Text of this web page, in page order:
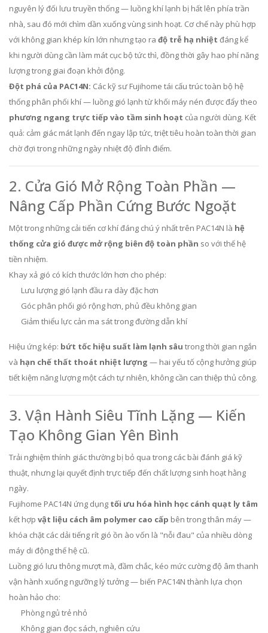
nguyên lý đối lưu truyền thống — luồng khí lạnh bị hất lên phía trần
nhà, sau đó mới chìm dần xuống vùng sinh hoạt. Cơ chế này phù hợp
với không gian khép kín lớn nhưng tạo ra độ trễ hạ nhiệt đáng kể
khi người dùng cần làm mát cục bộ tức thì, đồng thời gây hao phí năng
lượng trong giai đoạn khởi động.
Đột phá của PAC14N: Các kỹ sư Fujihome tái cấu trúc toàn bộ hệ
thống phân phối khí — luồng gió lạnh từ khối máy nén được đẩy theo
phương ngang trực tiếp vào tầm sinh hoạt của người dùng. Kết
quả: cảm giác mát lạnh đến ngay lập tức, triệt tiêu hoàn toàn thời gian
chờ đợi trong những ngày nhiệt độ đỉnh điểm.
2. Cửa Gió Mở Rộng Toàn Phần —
Nâng Cấp Phần Cứng Bước Ngoặt
Một trong những cải tiến cơ khí đáng chú ý nhất trên PAC14N là hệ
thống cửa gió được mở rộng biên độ toàn phần so với thế hệ
tiền nhiệm.
Khay xả gió có kích thước lớn hơn cho phép:
Lưu lượng gió lạnh đầu ra dày đặc hơn
Góc phân phối gió rộng hơn, phủ đều không gian
Giảm thiểu lực cản ma sát trong đường dẫn khí
Hiệu ứng kép: bứt tốc hiệu suất làm lạnh sâu trong thời gian ngắn
và hạn chế thất thoát nhiệt lượng — hai yếu tố cộng hưởng giúp
tiết kiệm năng lượng một cách tự nhiên, không cần can thiệp thủ công.
3. Vận Hành Siêu Tĩnh Lặng — Kiến
Tạo Không Gian Yên Bình
Trải nghiệm thính giác thường bị bỏ qua trong các bài đánh giá kỹ
thuật, nhưng lại quyết định trực tiếp đến chất lượng sinh hoạt hằng
ngày.
Fujihome PAC14N ứng dụng tối ưu hóa hình học cánh quạt ly tâm
kết hợp vật liệu cách âm polymer cao cấp bên trong thân máy —
khóa chặt các dải tiếng rít gió ồn ào vốn là "nỗi đau" của nhiều dòng
máy di động thế hệ cũ.
Luồng gió lưu thông mượt mà, đầm chắc, kéo mức cường độ âm thanh
vận hành xuống ngưỡng lý tưởng — biến PAC14N thành lựa chọn
hoàn hảo cho:
Phòng ngủ trẻ nhỏ
Không gian đọc sách, nghiên cứu